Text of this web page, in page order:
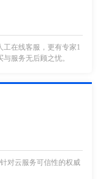
工在线客服，更有专家1
服务无后顾之忧。
对云服务可信性的权威